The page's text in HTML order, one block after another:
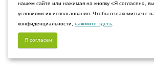
Мобильный кондиционер Royal
MOBILE PLUS
нашем сайте или нажимая на кнопку «Я согласен»,
условиями их использования. Чтобы ознакомиться
конфиденциальности, нажмите здесь
Я согласен